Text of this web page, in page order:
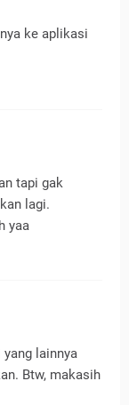
ke aplikasi
tapi gak
lagi.
yaa
lainnya
Btw, makasih